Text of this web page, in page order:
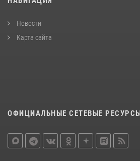
Новости
Карта сайта
ОФИЦИАЛЬНЫЕ СЕТЕВЫЕ РЕСУРСЫ